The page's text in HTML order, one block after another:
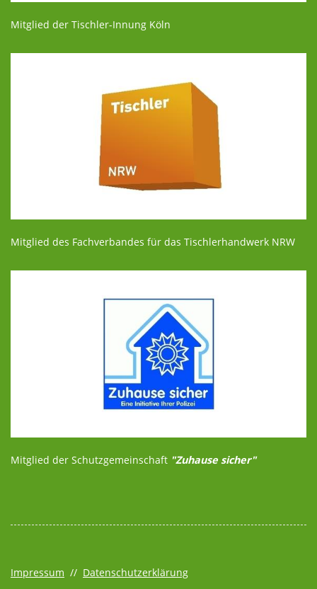
Mitglied der Tischler-Innung Köln
Mitglied des Fachverbandes für das Tischlerhandwerk NRW
Mitglied der Schutzgemeinschaft "Zuhause sicher"
Impressum // Datenschutzerklärung